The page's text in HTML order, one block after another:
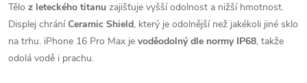
Tělo z leteckého titanu zajišťuje vyšší odolnost a nižší hmotnost.
Displej chráníCeramic Shield, který je odolnější než jakékoli jiné sklo
na trhu. iPhone 16 Pro Max je voděodolný dle normy IP68, takže
odolá vodě i prachu.